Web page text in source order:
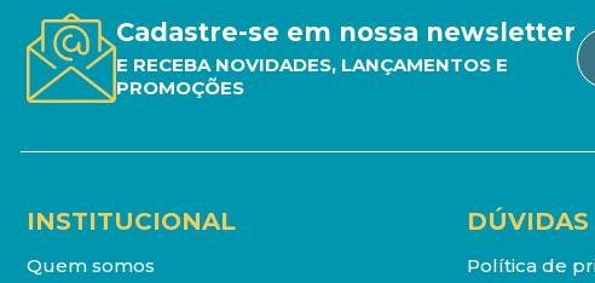
Cadastre-se em nossa newsletter
E RECEBA NOVIDADES, LANÇAMENTOS E
PROMOÇÕES
INSTITUCIONAL
Quem somos
DÚVIDAS
Política de